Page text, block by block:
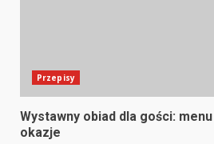
Przepisy
Wystawny obiad dla gości:
okazje